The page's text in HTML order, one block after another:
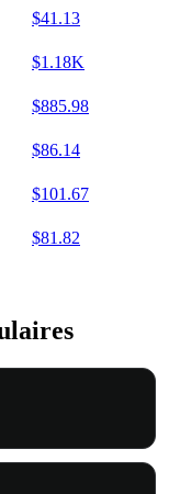
$41.13
$1.18K
$885.98
$86.14
$101.67
$81.82